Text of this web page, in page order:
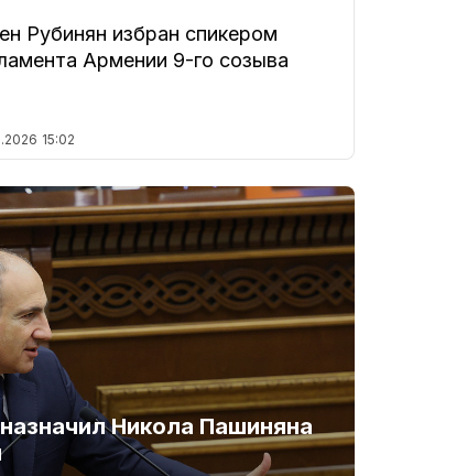
Рубинян избран спикером
Армении 9-го созыва
15:02
Никола Пашиняна